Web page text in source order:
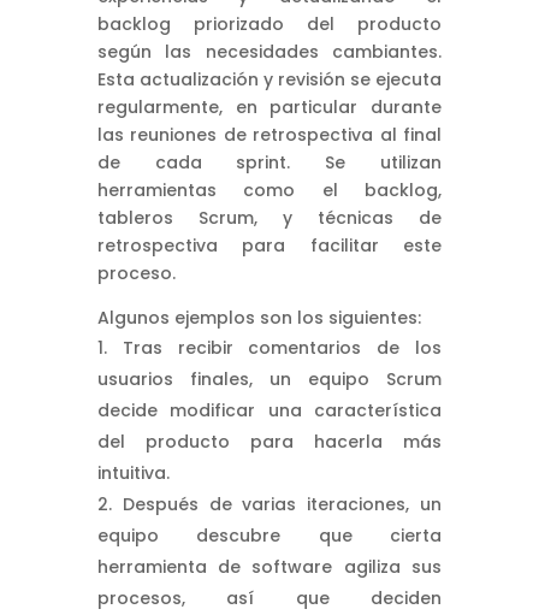
backlog priorizado del producto
según las necesidades cambiantes.
Esta actualización y revisión se ejecuta
regularmente, en particular durante
las reuniones de retrospectiva al final
de cada sprint. Se utilizan
herramientas como el backlog,
tableros Scrum, y técnicas de
retrospectiva para facilitar este
proceso.
Algunos ejemplos son los siguientes:
Tras recibir comentarios de los
usuarios finales, un equipo Scrum
decide modificar una característica
del producto para hacerla más
intuitiva.
Después de varias iteraciones, un
equipo descubre que cierta
herramienta de software agiliza sus
procesos, así que deciden